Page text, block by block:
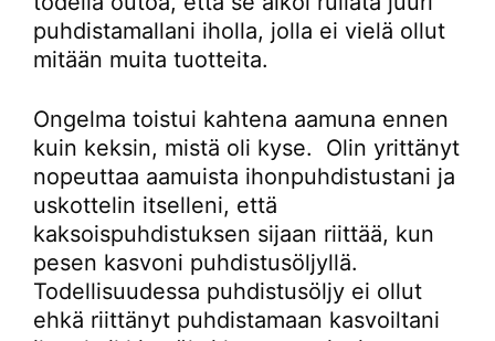
puhdistamallani iholla, jolla ei vielä ollut
mitään muita tuotteita.
Ongelma toistui kahtena aamuna ennen
kuin keksin, mistä oli kyse. Olin yrittänyt
nopeuttaa aamuista ihonpuhdistustani ja
uskottelin itselleni, että
kaksoispuhdistuksen sijaan riittää, kun
pesen kasvoni puhdistusöljyllä.
Todellisuudessa puhdistusöljy ei ollut
ehkä riittänyt puhdistamaan kasvoiltani